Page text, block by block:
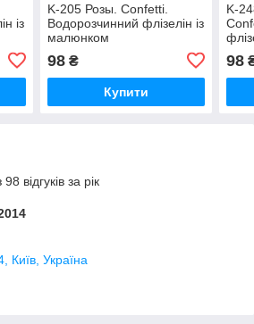
із
K-205 Розы. Confetti.
Водорозчинний флізелін із
малюнком
98₴
Купити
K-
98
відгуків за рік
Київ, Україна